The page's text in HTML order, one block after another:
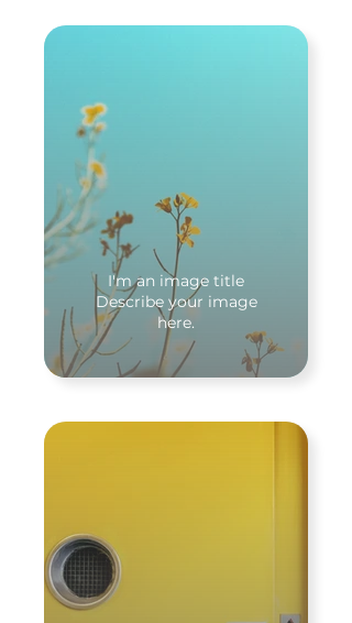
I'm an image title
Describe your image
here.